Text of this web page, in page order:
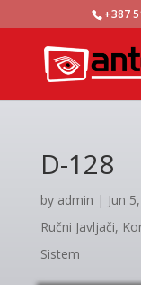
+387
D-128
by admin | Jun
Ručni Javljači,
Sistem